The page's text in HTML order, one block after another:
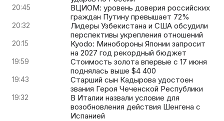
20:45
ВЦИОМ: уровень доверия российских
граждан Путину превышает 72%
20:32
Лидеры Узбекистана и США обсудили
перспективы укрепления отношений
20:15
Kyodo: Минобороны Японии запросит
на 2027 год рекордный бюджет
19:59
Стоимость золота впервые с 17 июня
поднялась выше $4 400
19:43
Старший сын Кадырова удостоен
звания Героя Чеченской Республики
19:32
В Италии назвали условие для
возобновления действия Шенгена с
Испанией